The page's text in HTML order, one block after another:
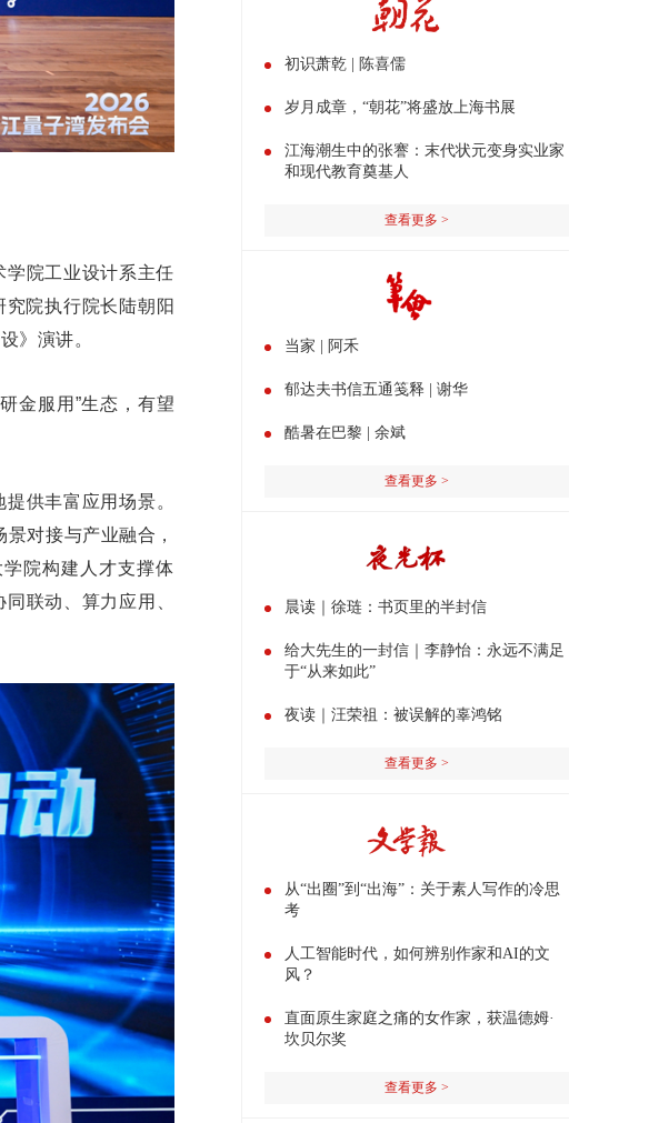
院工业设计系主任
院执行院长陆朝阳
》演讲。
金服用”生态，有望
供丰富应用场景。
对接与产业融合，
院构建人才支撑体
联动、算力应用、
初识萧乾 | 陈喜儒
岁月成章，“朝花”将盛放上海书展
江海潮生中的张謇：末代状元变身实业家
和现代教育奠基人
查看更多 >
当家 | 阿禾
郁达夫书信五通笺释 | 谢华
酷暑在巴黎 | 余斌
查看更多 >
晨读｜徐琏：书页里的半封信
给大先生的一封信｜李静怡：永远不满足
于“从来如此”
夜读｜汪荣祖：被误解的辜鸿铭
查看更多 >
从“出圈”到“出海”：关于素人写作的冷思
考
人工智能时代，如何辨别作家和AI的文
风？
直面原生家庭之痛的女作家，获温德姆·
坎贝尔奖
查看更多 >